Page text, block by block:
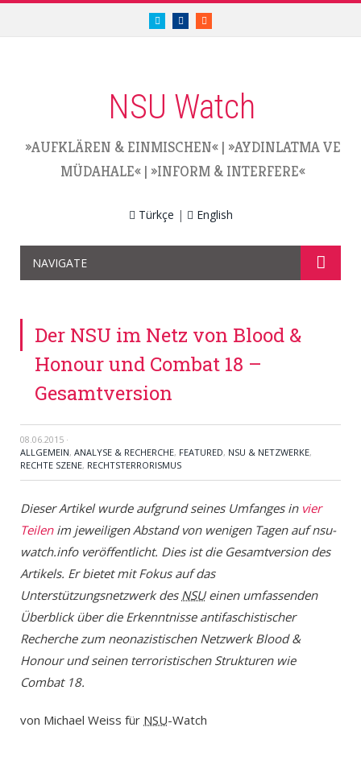
twitter.com/nsuwatch
facebook.com/nsuwatch
RSS
NSU Watch
»AUFKLÄREN & EINMISCHEN« | »AYDINLATMA VE
MÜDAHALE« | »INFORM & INTERFERE«
Türkçe | English
NAVIGATE
Der NSU im Netz von Blood &
Honour und Combat 18 –
Gesamtversion
08.06.2015 ·
ALLGEMEIN, ANALYSE & RECHERCHE, FEATURED, NSU & NETZWERKE,
RECHTE SZENE, RECHTSTERRORISMUS
Dieser Artikel wurde aufgrund seines Umfanges in vier
Teilenim jeweiligen Abstand von wenigen Tagen auf nsu-
watch.info veröffentlicht. Dies ist die Gesamtversion des
Artikels. Er bietet mit Fokus auf das
Unterstützungsnetzwerk des NSUeinen umfassenden
Überblick über die Erkenntnisse antifaschistischer
Recherche zum neonazistischen Netzwerk Blood &
Honour und seinen terroristischen Strukturen wie
Combat 18.
von Michael Weiss für NSU-Watch